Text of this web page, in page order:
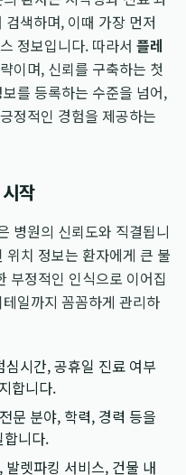
색하며, 이때 가장 먼저
정보입니다. 따라서 플레
이며, 신뢰를 구축하는 첫
를 등록하는 수준을 넘어,
정적인 경험을 제공하는
작
병원의 신뢰도와 직결됩니
치 정보는 환자에게 큰 불
부정적인 인식으로 이어집
일까지 꼼꼼하게 관리하
심시간, 공휴일 진료 여부
합니다.
문 분야, 학력, 경력 등을
합니다.
발렛파킹 서비스, 건물 내